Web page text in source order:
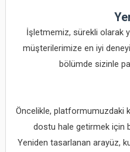
İşletmemiz, sürekli olarak
müşterilerimize en iyi
bölümde sizinle
Öncelikle, platformumuzdaki
dostu hale getirmek için
Yeniden tasarlanan arayüz,